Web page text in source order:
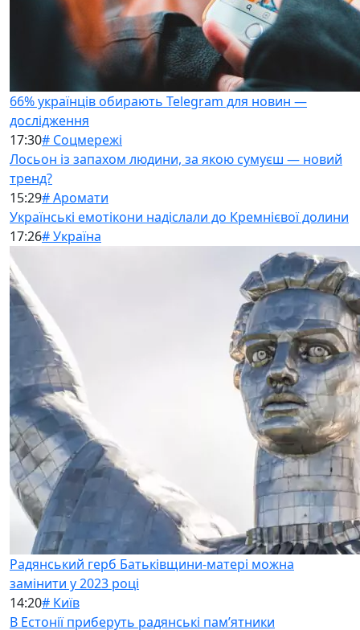
66% українців обирають Telegram для новин —
дослідження
17:30# Соцмережі
Лосьон із запахом людини, за якою сумуєш — новий
тренд?
15:29# Аромати
Українські емотікони надіслали до Кремнієвої долини
17:26# Україна
Радянський герб Батьківщини-матері можна
замінити у 2023 році
14:20# Київ
В Естонії приберуть радянські памʼятники